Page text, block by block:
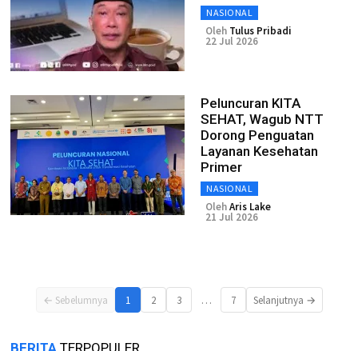
NASIONAL
Oleh Tulus Pribadi
22 Jul 2026
Peluncuran KITA
SEHAT, Wagub NTT
Dorong Penguatan
Layanan Kesehatan
Primer
NASIONAL
OlehAris Lake
21 Jul 2026
← Sebelumnya 1 2 3 … 7 Selanjutnya →
BERITA TERPOPULER